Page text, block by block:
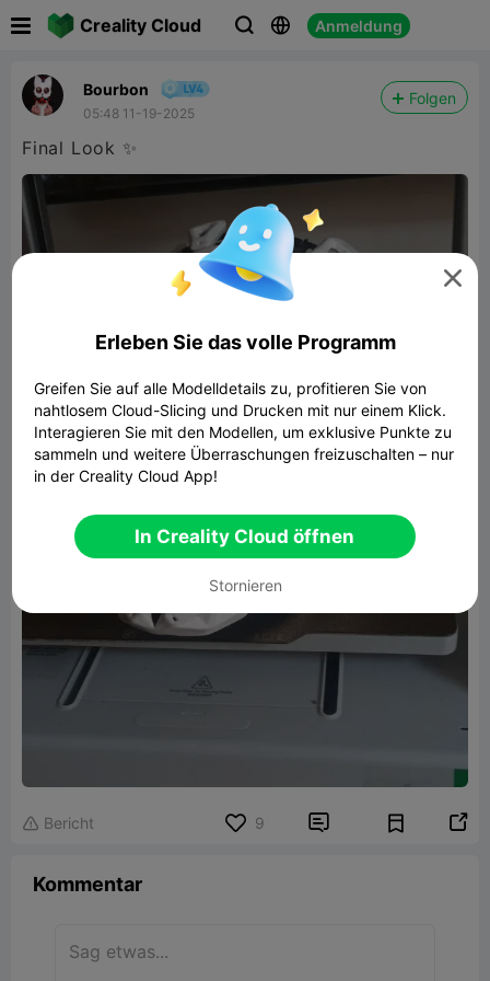
Creality Cloud   Anmeldung
Bourbon
05:48 11-19-2025
Folgen
Final Look ✨
 Bericht 9  
Kommentar

Erleben Sie das volle Programm
Greifen Sie auf alle Modelldetails zu, profitieren Sie von
nahtlosem Cloud-Slicing und Drucken mit nur einem Klick.
Interagieren Sie mit den Modellen, um exklusive Punkte zu
sammeln und weitere Überraschungen freizuschalten – nur
in der Creality Cloud App!
In Creality Cloud öffnen
Stornieren